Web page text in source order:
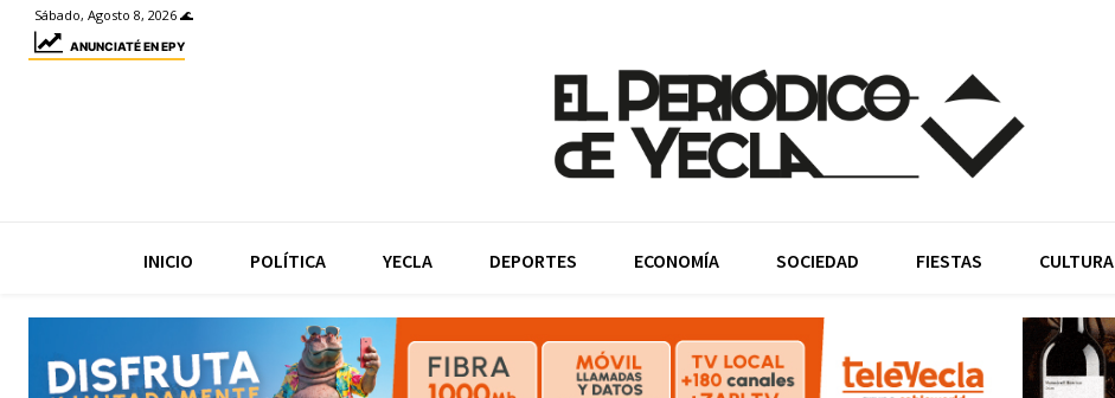
Sábado, Agosto 8, 2026 🌊
ANUNCIATÉ EN EPY
INICIO POLÍTICA YECLA DEPORTES ECONOMÍA SOCIEDAD FIESTAS CULTURA